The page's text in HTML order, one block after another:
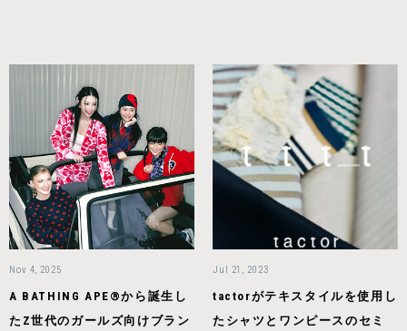
Nov 4, 2025
A BATHING APE®から誕生し
たZ世代のガールズ向けブラン
Jul 21, 2023
tactorがテキスタイルを使用し
たシャツとワンピースのセミ